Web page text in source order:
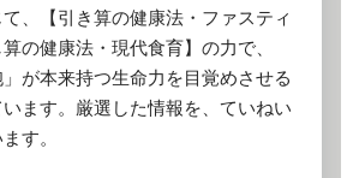
、【引き算の健康法・ファスティ
の健康法・現代食育】の力で、
」が本来持つ生命力を目覚めさせる
ます。厳選した情報を、ていねい
す。